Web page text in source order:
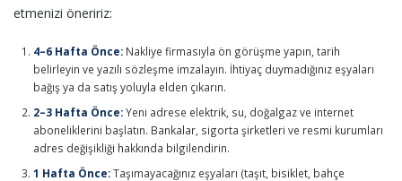
etmenizi öneririz:
4–6 Hafta Önce: Nakliye firmasıyla ön görüşme yapın, tarih
belirleyin ve yazılı sözleşme imzalayın. İhtiyaç duymadığınız eşyaları
bağış ya da satış yoluyla elden çıkarın.
2–3 Hafta Önce:Yeni adrese elektrik, su, doğalgaz ve internet
aboneliklerini başlatın. Bankalar, sigorta şirketleri ve resmi kurumları
adres değişikliği hakkında bilgilendirin.
1 Hafta Önce:Taşımayacağınız eşyaları (taşıt, bisiklet, bahçe